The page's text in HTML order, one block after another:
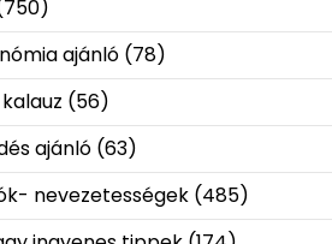
ajánló(78)
(56)
ajánló(63)
nevezetességek(485)